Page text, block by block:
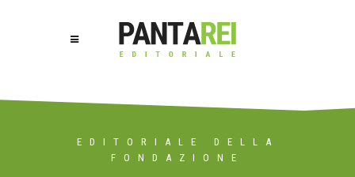
EDITORIALE DELLA
FONDAZIONE